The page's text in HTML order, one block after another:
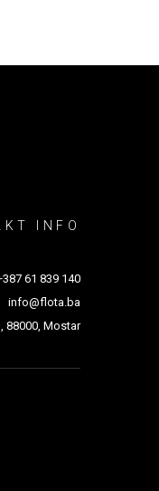
INFO
61 839 140
info@flota.ba
88000, Mostar